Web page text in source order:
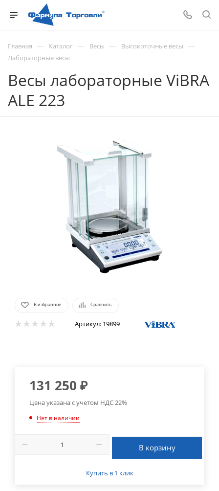
Главная — Каталог — Весы — Высокоточные весы —
Лабораторные весы
Весы лабораторные ViBRA
ALE 223
В избранное Сравнить
Артикул: 19899
131 250 ₽
Цена указана с учетом НДС 22%
Нет в наличии
В корзину
Купить в 1 клик